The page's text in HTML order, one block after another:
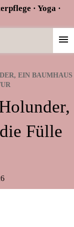
· Yoga ·
EIN BAUMHAUS
Fülle